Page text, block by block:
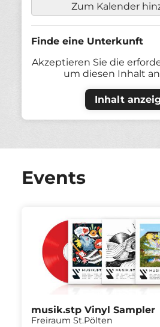
Zum Kalender
Finde eine Unterkunft
Akzeptieren Sie die
um diesen Inhalt
Inhalt
Events
musik.stp Vinyl Sampler
Freiraum St.Pölten